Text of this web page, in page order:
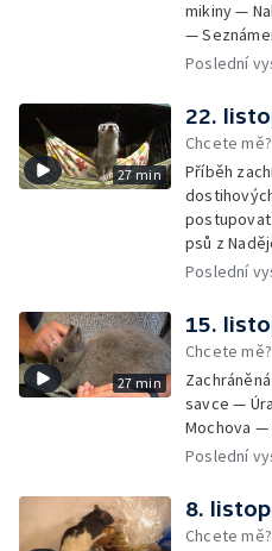
mikiny —
—
Poslední
27 min
22.
Chcete mě?
Příběh
psů z
aktivní stáří
Poslední
27 min
15.
Chcete mě?
savce —
Mochova —
Poslední
8.
Chcete mě?